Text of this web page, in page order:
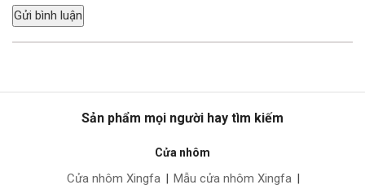
Sản phẩm mọi người hay tìm kiếm
Cửa nhôm
Cửa nhôm Xingfa | Mẫu cửa nhôm Xingfa |